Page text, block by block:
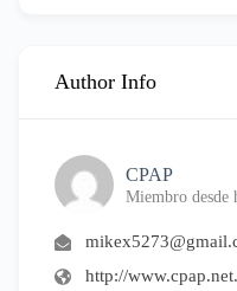
Author Info
CPAP
Miembro desde
http://